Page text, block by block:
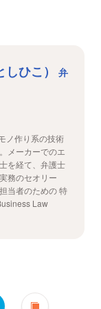
ひこ）
弁
ノ作り系の技術
メーカーでのエ
を経て、弁護士
務のセオリー
当者のための 特
Law